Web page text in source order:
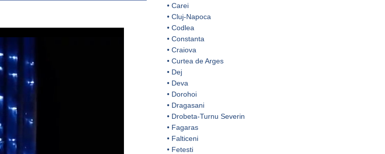
• Carei
• Cluj-Napoca
• Codlea
• Constanta
• Craiova
• Curtea de Arges
• Dej
• Deva
• Dorohoi
• Dragasani
• Drobeta-Turnu Severin
• Fagaras
• Falticeni
• Fetesti